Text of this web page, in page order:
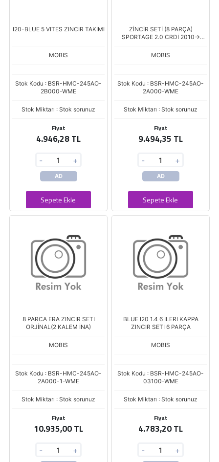
I20-BLUE 5 VITES ZINCIR TAKIMI
MOBIS
Stok Kodu : BSR-HMC-245AO-
2B000-WME
Stok Miktarı : Stok sorunuz
Fiyat
4.946,28 TL
- +
AD
Sepete Ekle
ZİNCİR SETİ (8 PARÇA)
SPORTAGE 2.0 CRDİ 2010->
MOBIS
Stok Kodu : BSR-HMC-245AO-
2A000-WME
Stok Miktarı : Stok sorunuz
Fiyat
9.494,35 TL
- +
AD
Sepete Ekle
8 PARCA ERA ZINCIR SETI
ORJİNAL(2 KALEM İNA)
MOBIS
Stok Kodu : BSR-HMC-245AO-
2A000-1-WME
Stok Miktarı : Stok sorunuz
Fiyat
10.935,00 TL
- +
BLUE I20 1.4 6 ILERI KAPPA
ZINCIR SETI 6 PARÇA
MOBIS
Stok Kodu : BSR-HMC-245AO-
03100-WME
Stok Miktarı : Stok sorunuz
Fiyat
4.783,20 TL
- +